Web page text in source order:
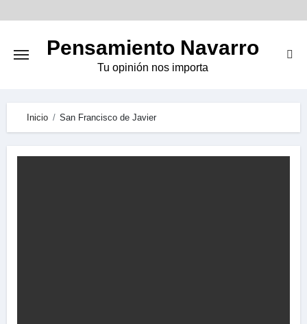
Pensamiento Navarro
Tu opinión nos importa
Inicio San Francisco de Javier